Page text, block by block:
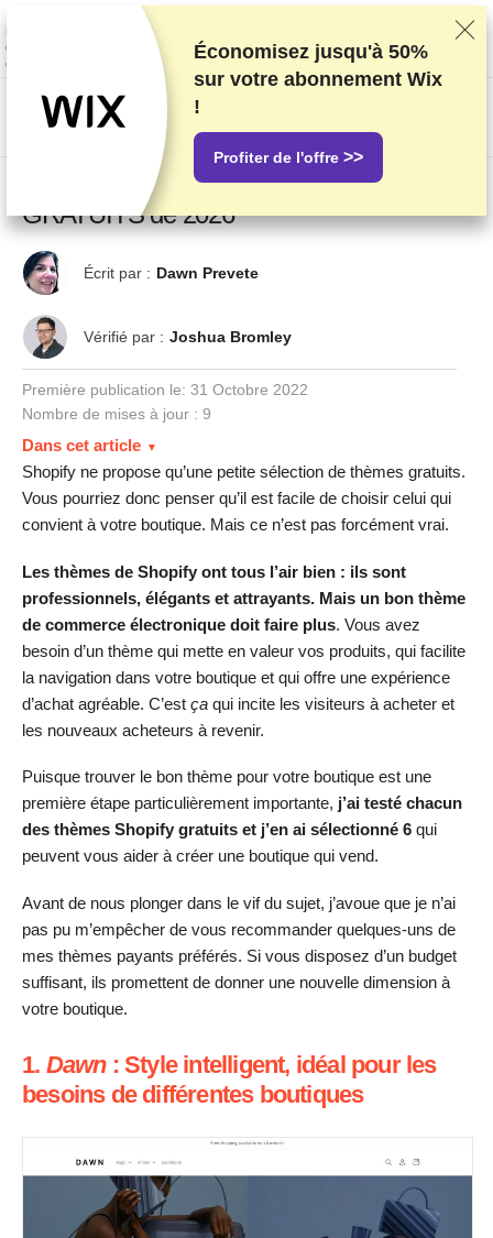
Nous classons nos produits sur la base de tests et de recherches
rigoureux, mais nous tenons également compte de vos commentaires et
des accords commerciaux conclus avec les fournisseurs. Cette page
contient des liens d'affiliation.Information sur la publicité
Les 8 meilleurs thèmes Shopify
GRATUITS de 2026
Écrit par : Dawn Prevete
Vérifié par : Joshua Bromley
Première publication le: 31 Octobre 2022
Nombre de mises à jour : 9
Dans cet article
Shopify ne propose qu’une petite sélection de thèmes gratuits.
Vous pourriez donc penser qu’il est facile de choisir celui qui
convient à votre boutique. Mais ce n’est pas forcément vrai.
Les thèmes de Shopify ont tous l’air bien : ils sont
professionnels, élégants et attrayants. Mais un bon thème
de commerce électronique doit faire plus. Vous avez
besoin d’un thème qui mette en valeur vos produits, qui facilite
la navigation dans votre boutique et qui offre une expérience
d’achat agréable. C’est ça qui incite les visiteurs à acheter et
les nouveaux acheteurs à revenir.
Puisque trouver le bon thème pour votre boutique est une
première étape particulièrement importante, j’ai testé chacun
des thèmes Shopify gratuits et j’en ai sélectionné 6 qui
peuvent vous aider à créer une boutique qui vend.
Avant de nous plonger dans le vif du sujet, j’avoue que je n’ai
pas pu m’empêcher de vous recommander quelques-uns de
mes thèmes payants préférés. Si vous disposez d’un budget
suffisant, ils promettent de donner une nouvelle dimension à
votre boutique.
1. Dawn: Style intelligent, idéal pour les
besoins de différentes boutiques
Économisez jusqu'à 50%
sur votre abonnement Wix
!
Profiter de l'offre >>